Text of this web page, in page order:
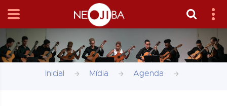
Inicial Mídia Agenda